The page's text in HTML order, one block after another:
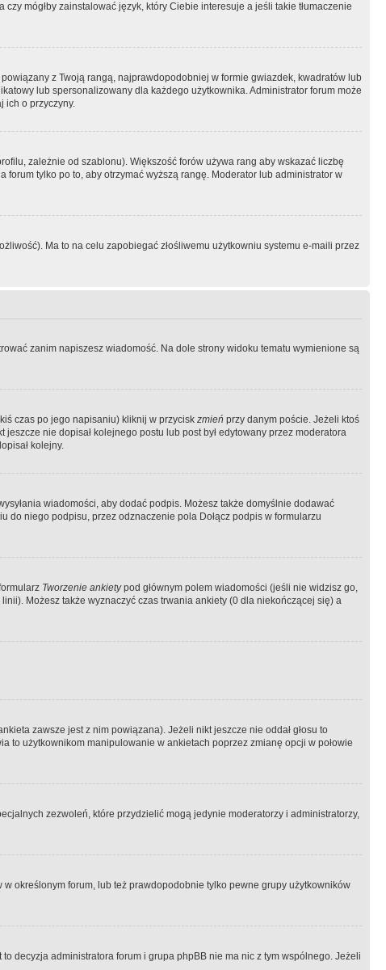
mógłby zainstalować język, który Ciebie interesuje a jeśli takie tłumaczenie
z Twoją rangą, najprawdopodobniej w formie gwiazdek, kwadratów lub
lub spersonalizowany dla każdego użytkownika. Administrator forum może
ich o przyczyny.
zależnie od szablonu). Większość forów używa rang aby wskazać liczbę
tylko po to, aby otrzymać wyższą rangę. Moderator lub administrator w
Ma to na celu zapobiegać złośliwemu użytkowniu systemu e-maili przez
zanim napiszesz wiadomość. Na dole strony widoku tematu wymienione są
czas po jego napisaniu) kliknij w przycisk zmień przy danym poście. Jeżeli ktoś
nie dopisał kolejnego postu lub post był edytowany przez moderatora
kolejny.
wiadomości, aby dodać podpis. Możesz także domyślnie dodawać
niego podpisu, przez odznaczenie pola Dołącz podpis w formularzu
Tworzenie ankietypod głównym polem wiadomości (jeśli nie widzisz go,
Możesz także wyznaczyć czas trwania ankiety (0 dla niekończącej się) a
zawsze jest z nim powiązana). Jeżeli nikt jeszcze nie oddał głosu to
to użytkownikom manipulowanie w ankietach poprzez zmianę opcji w połowie
zezwoleń, które przydzielić mogą jedynie moderatorzy i administratorzy,
określonym forum, lub też prawdopodobnie tylko pewne grupy użytkowników
decyzja administratora forum i grupa phpBB nie ma nic z tym wspólnego. Jeżeli